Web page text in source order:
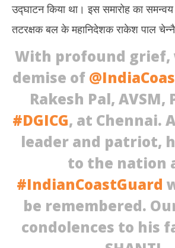
उद्घाटन किया था। इस समारोह का
तटरक्षक बल के महानिदेशक राकेश पाल
With profound grief,
demise of
Rakesh Pal, AVSM,
#DGICG, at Chennai.
leader and patriot,
to the nation
#IndianCoastGuard
be remembered.
condolences to his